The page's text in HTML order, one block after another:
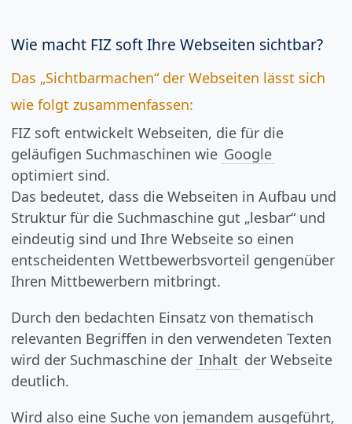
Wie macht FIZ soft Ihre Webseiten sichtbar?
Das „Sichtbarmachen“ der Webseiten lässt sich
wie folgt zusammenfassen:
FIZ soft entwickelt Webseiten, die für die
geläufigen Suchmaschinen wie Google
optimiert sind.
Das bedeutet, dass die Webseiten in Aufbau und
Struktur für die Suchmaschine gut „lesbar“ und
eindeutig sind und Ihre Webseite so einen
entscheidenten Wettbewerbsvorteil gengenüber
Ihren Mittbewerbern mitbringt.
Durch den bedachten Einsatz von thematisch
relevanten Begriffen in den verwendeten Texten
wird der Suchmaschine der Inhalt der Webseite
deutlich.
Wird also eine Suche von jemandem ausgeführt,